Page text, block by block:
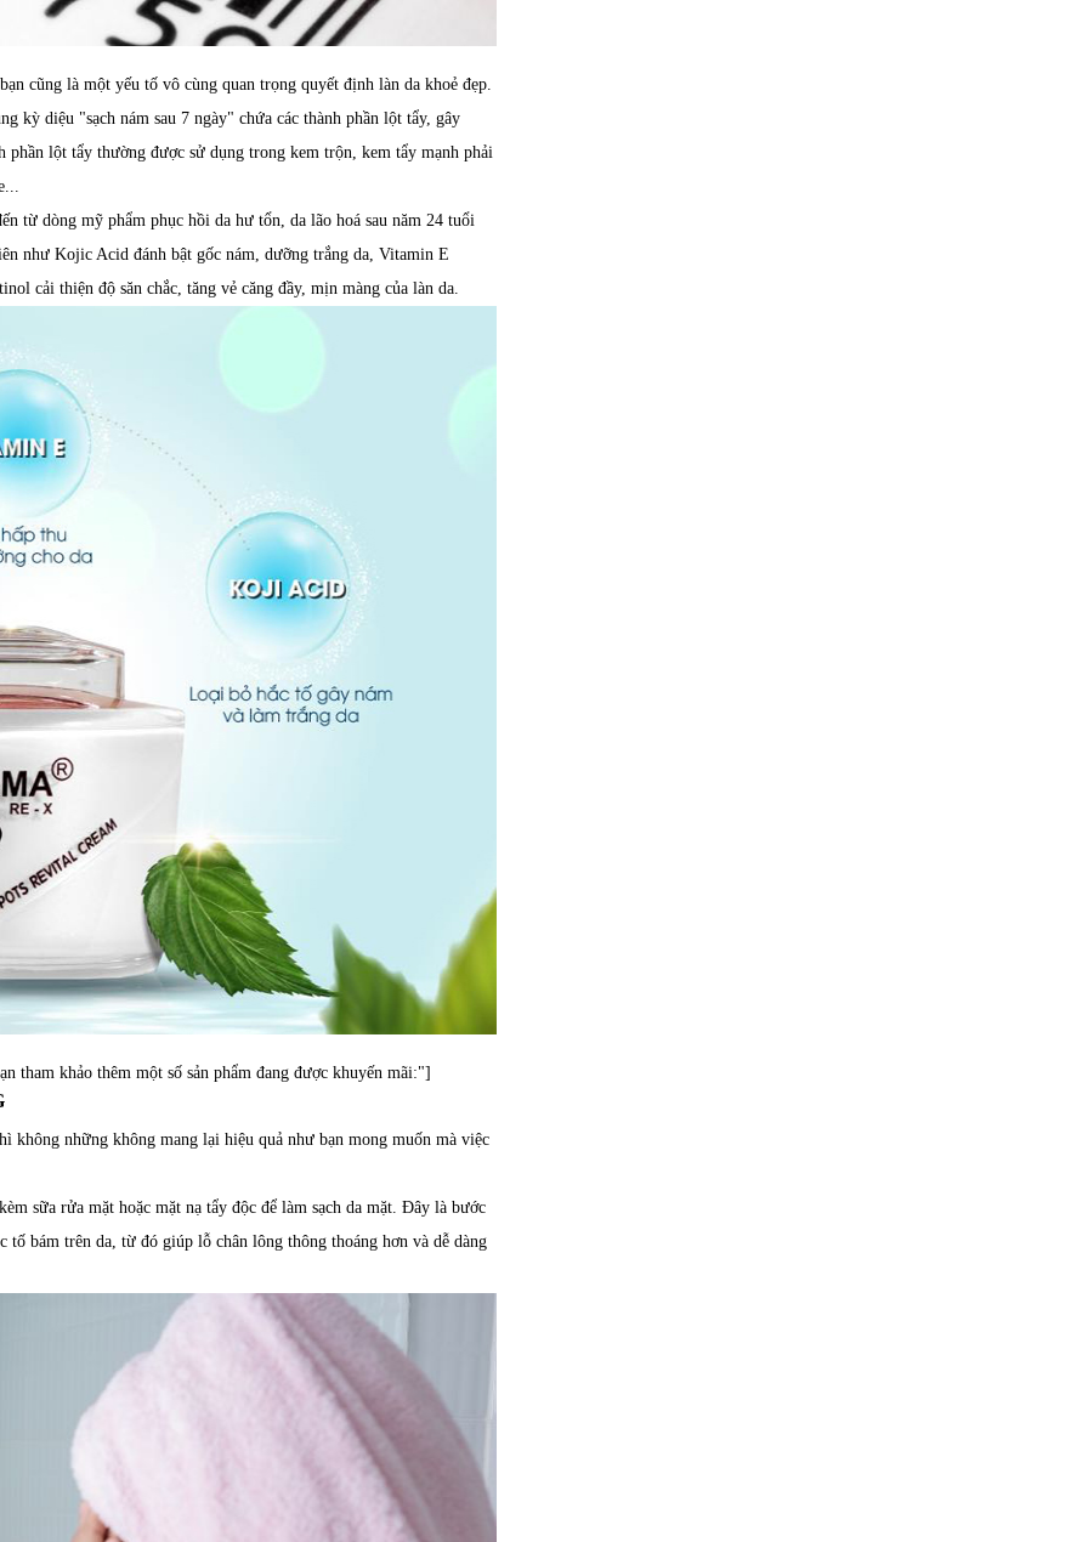
cũng là một yếu tố vô cùng quan trọng quyết định làn da khoẻ đẹp.
kỳ diệu "sạch nám sau 7 ngày" chứa các thành phần lột tẩy, gây
phần lột tẩy thường được sử dụng trong kem trộn, kem tẩy mạnh phải
từ dòng mỹ phẩm phục hồi da hư tổn, da lão hoá sau năm 24 tuổi
như Kojic Acid đánh bật gốc nám, dưỡng trắng da, Vitamin E
cải thiện độ săn chắc, tăng vẻ căng đầy, mịn màng của làn da.
khảo thêm một số sản phẩm đang được khuyến mãi:"]
không những không mang lại hiệu quả như bạn mong muốn mà việc
sữa rửa mặt hoặc mặt nạ tẩy độc để làm sạch da mặt. Đây là bước
bám trên da, từ đó giúp lỗ chân lông thông thoáng hơn và dễ dàng